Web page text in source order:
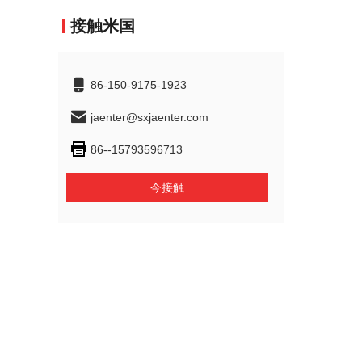
接触米国
86-150-9175-1923
jaenter@sxjaenter.com
86--15793596713
今接触